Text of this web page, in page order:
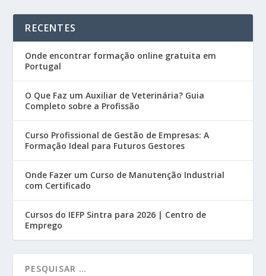
RECENTES
Onde encontrar formação online gratuita em
Portugal
O Que Faz um Auxiliar de Veterinária? Guia
Completo sobre a Profissão
Curso Profissional de Gestão de Empresas: A
Formação Ideal para Futuros Gestores
Onde Fazer um Curso de Manutenção Industrial
com Certificado
Cursos do IEFP Sintra para 2026 | Centro de
Emprego